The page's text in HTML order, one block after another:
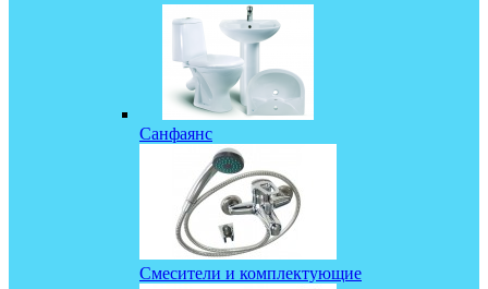
Санфаянс
Смесители и комплектующие